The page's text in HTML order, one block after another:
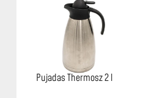
Pujadas Thermosz 2 l